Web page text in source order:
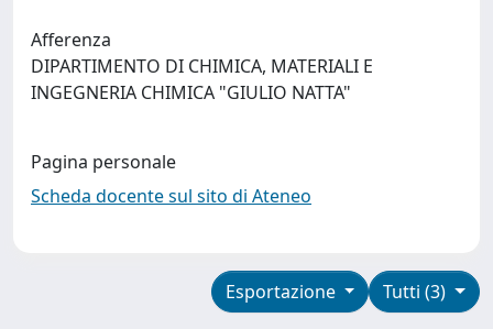
Afferenza
DIPARTIMENTO DI CHIMICA, MATERIALI E
INGEGNERIA CHIMICA "GIULIO NATTA"
Pagina personale
Scheda docente sul sito di Ateneo
Tutti (3)
Esportazione